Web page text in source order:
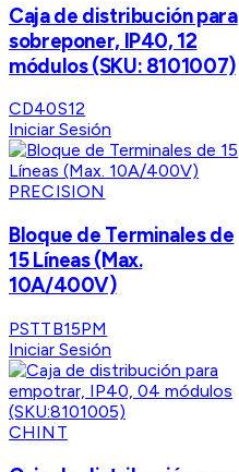
Caja de distribución para
sobreponer, IP40, 12
módulos (SKU: 8101007)
CD40S12
Iniciar Sesión
PRECISION
Bloque de Terminales de
15 Líneas (Max.
10A/400V)
PSTTB15PM
Iniciar Sesión
CHINT